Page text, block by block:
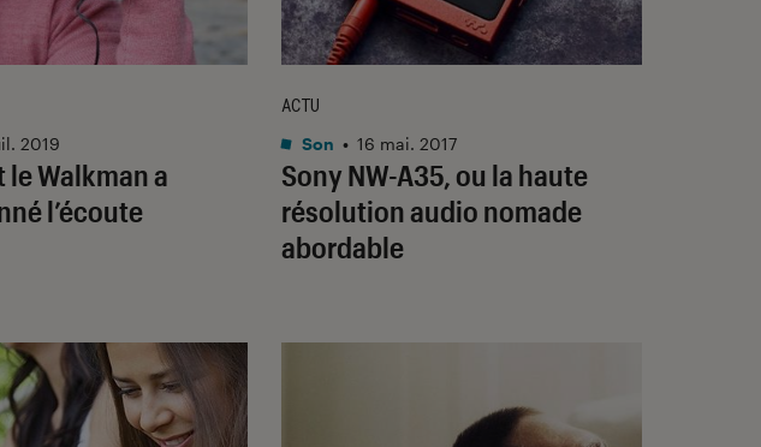
Walkman a
l’écoute
2019
Sony NW-A35, ou la haute
résolution audio nomade
abordable
ACTU
Son • 16 mai. 2017